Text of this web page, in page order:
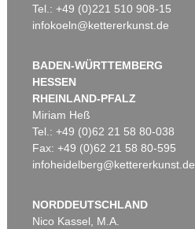
Tel.: +49 (0)221 510 908-15
infokoeln@kettererkunst.de
BADEN-WÜRTTEMBERG
HESSEN
RHEINLAND-PFALZ
Miriam Heß
Tel.: +49 (0)62 21 58 80-038
Fax: +49 (0)62 21 58 80-595
infoheidelberg@kettererkunst.de
NORDDEUTSCHLAND
Nico Kassel, M.A.